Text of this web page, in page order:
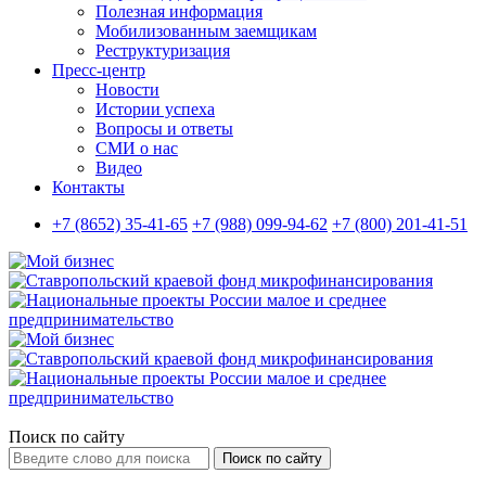
Полезная информация
Мобилизованным заемщикам
Реструктуризация
Пресс-центр
Новости
Истории успеха
Вопросы и ответы
СМИ о нас
Видео
Контакты
+7 (8652) 35-41-65 +7 (988) 099-94-62 +7 (800) 201-41-51
Поиск по сайту
Поиск по сайту